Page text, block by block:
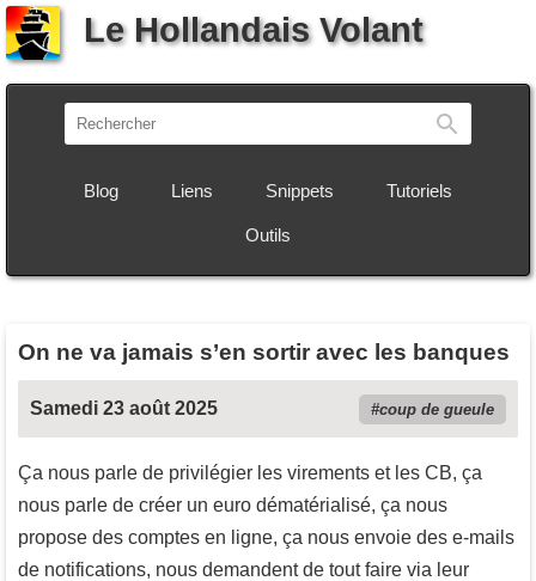
Le Hollandais Volant
Blog Liens Snippets Tutoriels
Outils
On ne va jamais s’en sortir avec les banques
Samedi 23 août 2025 coup de gueule
Ça nous parle de privilégier les virements et les CB, ça
nous parle de créer un euro dématérialisé, ça nous
propose des comptes en ligne, ça nous envoie des e-mails
de notifications, nous demandent de tout faire via leur